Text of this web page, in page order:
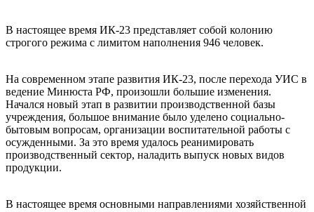
В настоящее время ИК-23 представляет собой колонию
строгого режима с лимитом наполнения 946 человек.
На современном этапе развития ИК-23, после перехода УИС в
ведение Минюста РФ, произошли большие изменения.
Начался новый этап в развитии производственной базы
учреждения, большое внимание было уделено социально-
бытовым вопросам, организации воспитательной работы с
осужденными. За это время удалось реанимировать
производственный сектор, наладить выпуск новых видов
продукции.
В настоящее время основными направлениями хозяйственной